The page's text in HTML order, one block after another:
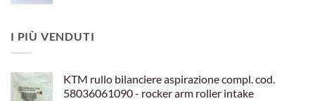
I PIÙ VENDUTI
KTM rullo bilanciere aspirazione compl. cod.
58036061090 - rocker arm roller intake